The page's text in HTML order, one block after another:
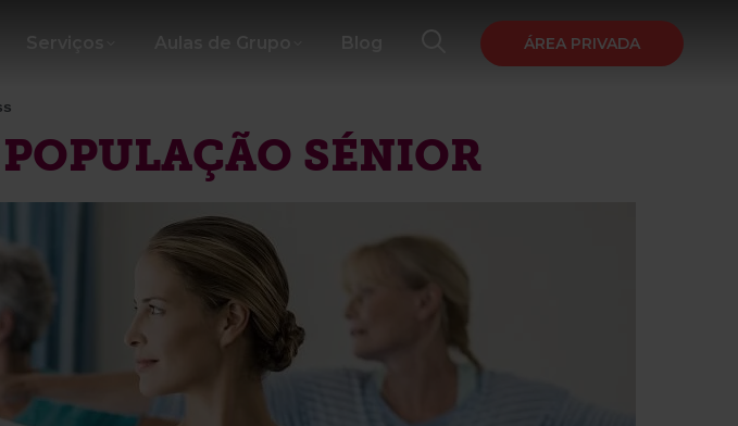
ÁREA PRIVADA
SÉNIOR